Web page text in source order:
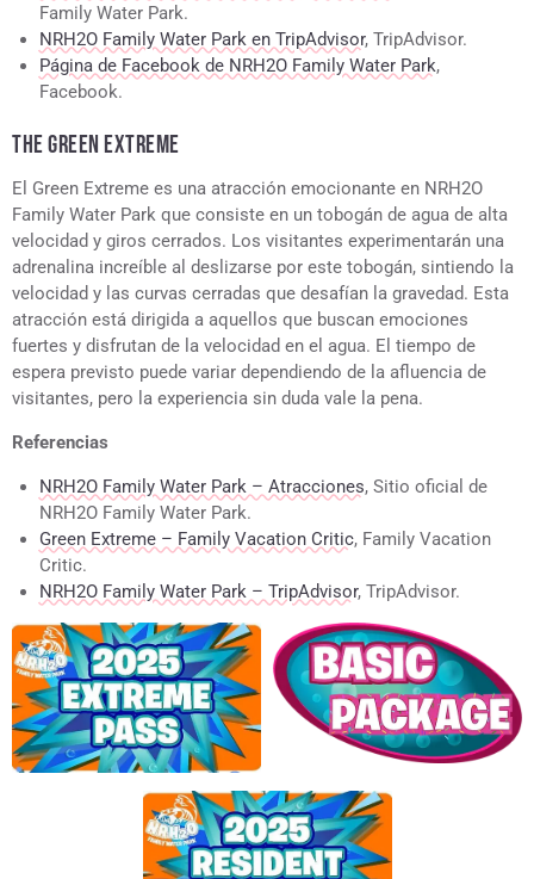
Family Water Park.
NRH2O Family Water Park en TripAdvisor, TripAdvisor.
Página de Facebook de NRH2O Family Water Park,
Facebook.
THE GREEN EXTREME
El Green Extreme es una atracción emocionante en NRH2O
Family Water Park que consiste en un tobogán de agua de alta
velocidad y giros cerrados. Los visitantes experimentarán una
adrenalina increíble al deslizarse por este tobogán, sintiendo la
velocidad y las curvas cerradas que desafían la gravedad. Esta
atracción está dirigida a aquellos que buscan emociones
fuertes y disfrutan de la velocidad en el agua. El tiempo de
espera previsto puede variar dependiendo de la afluencia de
visitantes, pero la experiencia sin duda vale la pena.
Referencias
NRH2O Family Water Park – Atracciones, Sitio oficial de
NRH2O Family Water Park.
Green Extreme – Family Vacation Critic, Family Vacation
Critic.
NRH2O Family Water Park – TripAdvisor, TripAdvisor.